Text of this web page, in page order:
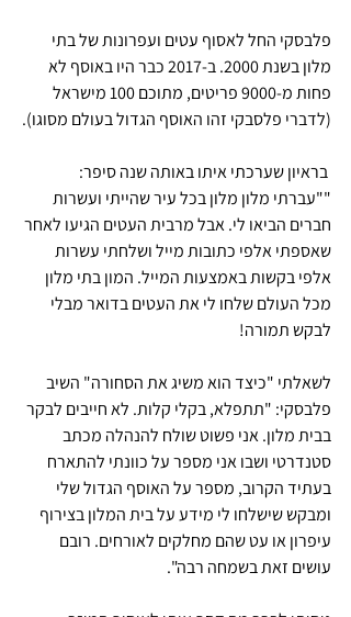
פלבסקי החל לאסוף עטים ועפרונות של בתי
מלון בשנת 2000. ב-2017 כבר היו באוסף לא
פחות מ-9000 פריטים, מתוכם 100 מישראל
(לדברי פלסבקי זהו האוסף הגדול בעולם מסוגו).
בראיון שערכתי איתו באותה שנה סיפר:
""עברתי מלון מלון בכל עיר שהייתי ועשרות
חברים הביאו לי. אבל מרבית העטים הגיעו לאחר
שאספתי אלפי כתובות מייל ושלחתי עשרות
אלפי בקשות באמצעות המייל. המון בתי מלון
מכל העולם שלחו לי את העטים בדואר מבלי
לבקש תמורה!
לשאלתי "כיצד הוא משיג את הסחורה" השיב
פלבסקי: "תתפלא, בקלי קלות. לא חייבים לבקר
בבית מלון. אני פשוט שולח להנהלה מכתב
סטנדרטי ושבו אני מספר על כוונתי להתארח
בעתיד הקרוב, מספר על האוסף הגדול שלי
ומבקש שישלחו לי מידע על בית המלון בצירוף
עיפרון או עט שהם מחלקים לאורחים. רובם
עושים זאת בשמחה רבה".